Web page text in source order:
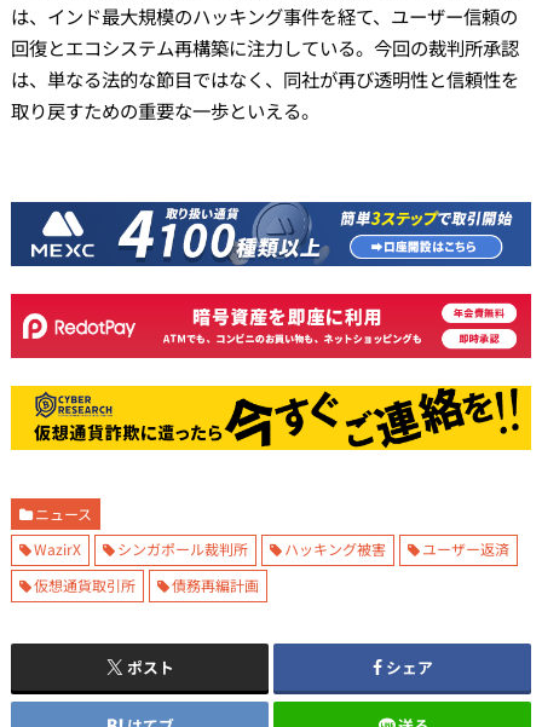
は、インド最大規模のハッキング事件を経て、ユーザー信頼の
回復とエコシステム再構築に注力している。今回の裁判所承認
は、単なる法的な節目ではなく、同社が再び透明性と信頼性を
取り戻すための重要な一歩といえる。
ニュース
WazirX
シンガポール裁判所 ハッキング被害
ユーザー返済
仮想通貨取引所
債務再編計画
ポスト シェア